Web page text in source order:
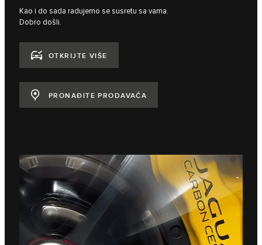
Kao i do sada radujemo se susretu sa vama.
Dobro došli.
OTKRIJTE VIŠE
PRONAĐITE PRODAVAČA